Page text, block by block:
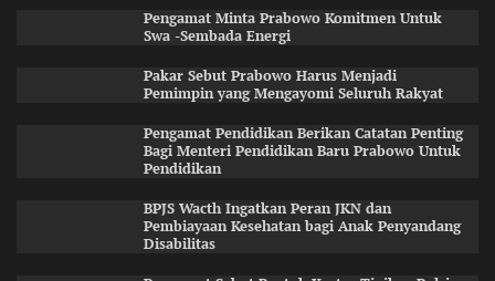
Pengamat Minta Prabowo Komitmen Untuk
Swa -Sembada Energi
Pakar Sebut Prabowo Harus Menjadi
Pemimpin yang Mengayomi Seluruh Rakyat
Pengamat Pendidikan Berikan Catatan Penting
Bagi Menteri Pendidikan Baru Prabowo Untuk
Pendidikan
BPJS Wacth Ingatkan Peran JKN dan
Pembiayaan Kesehatan bagi Anak Penyandang
Disabilitas